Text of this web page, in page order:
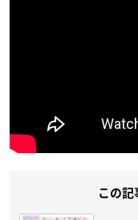
この記